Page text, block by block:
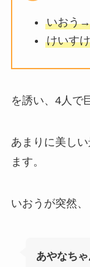
いおう
けいす
を誘い、4人で
あまりに美し
ます。
いおうが突然、
あやなち